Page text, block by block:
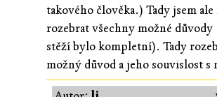
takového člověka.) Tady jsem
rozebrat všechny možné
stěží bylo kompletní). Tady
možný důvod a jeho souvislost s